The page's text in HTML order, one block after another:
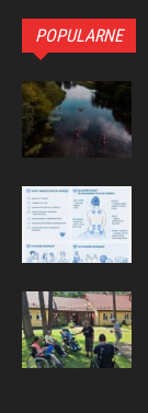
POPULARNE